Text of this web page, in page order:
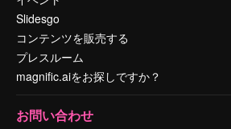
Slidesgo
コンテンツを販売する
プレスルーム
magnific.aiをお探しですか？
お問い合わせ